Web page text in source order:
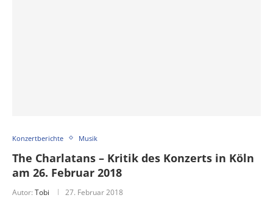
Konzertberichte Musik
The Charlatans – Kritik des Konzerts in Köln
am 26. Februar 2018
Autor: Tobi 27. Februar 2018